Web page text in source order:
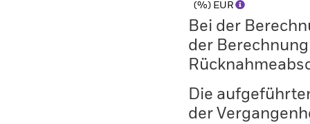
(%) EUR
Bei der
der
Die
der